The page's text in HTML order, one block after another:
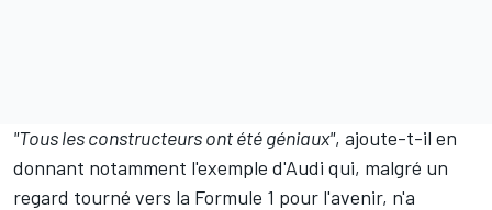
"Tous les constructeurs ont été géniaux", ajoute-t-il en
donnant notamment l'exemple d'Audi qui, malgré un
regard tourné vers la Formule 1 pour l'avenir, n'a